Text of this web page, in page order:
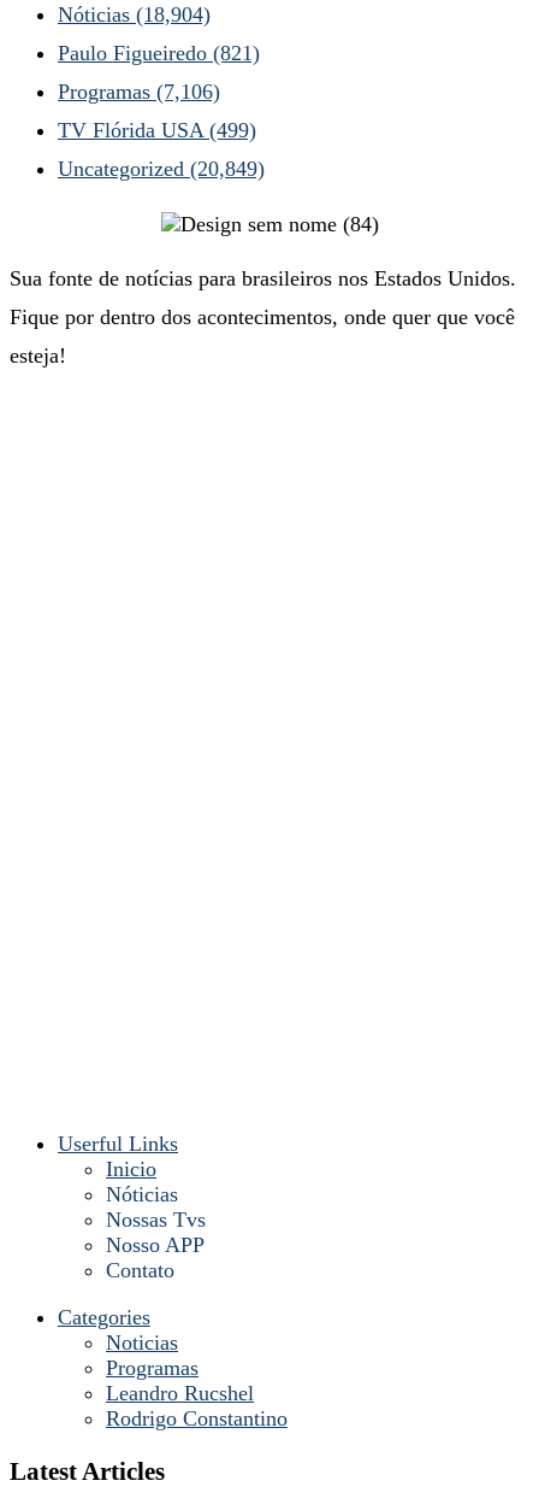
Nóticias (18,904)
Paulo Figueiredo (821)
Programas (7,106)
TV Flórida USA (499)
Uncategorized (20,849)
Sua fonte de notícias para brasileiros nos Estados Unidos.
Fique por dentro dos acontecimentos, onde quer que você
esteja!
Userful Links
Inicio
Nóticias
Nossas Tvs
Nosso APP
Contato
Categories
Noticias
Programas
Leandro Rucshel
Rodrigo Constantino
Latest Articles